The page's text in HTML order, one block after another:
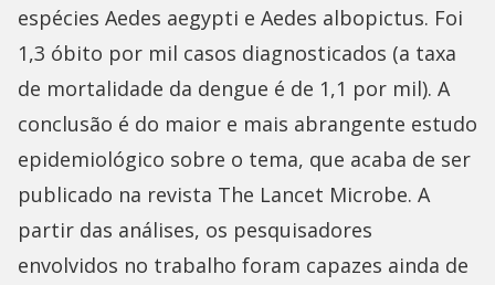
espécies Aedes aegypti e Aedes albopictus. Foi
1,3 óbito por mil casos diagnosticados (a taxa
de mortalidade da dengue é de 1,1 por mil). A
conclusão é do maior e mais abrangente estudo
epidemiológico sobre o tema, que acaba de ser
publicado na revista The Lancet Microbe. A
partir das análises, os pesquisadores
envolvidos no trabalho foram capazes ainda de